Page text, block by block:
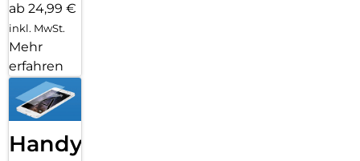
ab 24,99 €
inkl. MwSt.
Mehr
erfahren
Handy